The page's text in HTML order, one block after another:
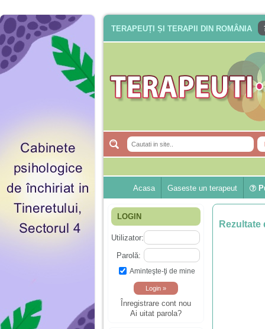
TERAPEUȚI ȘI TERAPII DIN ROMÂNIA
Acasa Gaseste un terapeut
LOGIN
Utilizator:
Parolă:
Aminteşte-ţi de mine
Înregistrare cont nou
Ai uitat parola?
Rezultate